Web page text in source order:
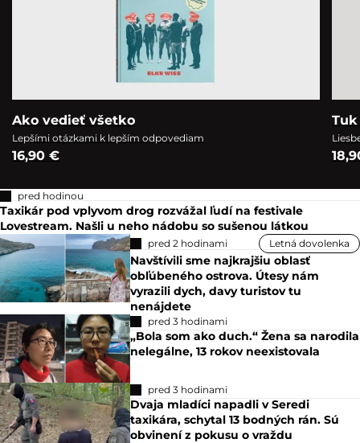
Ako vedieť všetko
Lepšími otázkami k lepším odpovediam
16,90 €
pred hodinou
Taxikár pod vplyvom drog rozvážal ľudí na festivale
Lovestream. Našli u neho nádobu so sušenou látkou
pred 2 hodinami Letná dovolenka
Navštívili sme najkrajšiu oblasť
obľúbeného ostrova. Útesy nám
vyrazili dych, davy turistov tu
nenájdete
pred 3 hodinami
„Bola som ako duch.“ Žena sa narodila
nelegálne, 13 rokov neexistovala
pred 3 hodinami
Dvaja mladíci napadli v Seredi
taxikára, schytal 13 bodných rán. Sú
obvinení z pokusu o vraždu